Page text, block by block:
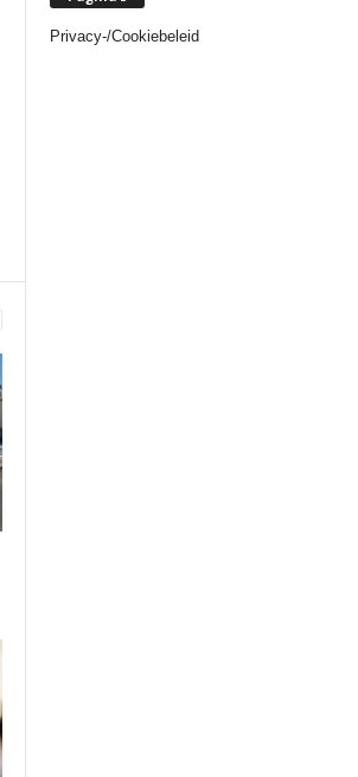
Privacy-/Cookiebeleid